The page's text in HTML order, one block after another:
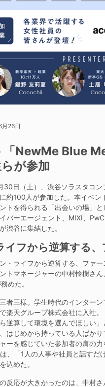
26日
「NewMe Blue
が参加
日（土）、渋谷ソラスタコ
約100人が参加した。本イベ
トを得られる「出会いの場」と
バーエージェント、MIXI、
渋谷に集結した。
イフから逆算する
・ライフから逆算する、ファ
トマネージャーの中村怜樹さ
めた。
者三様。学生時代のインター
楽天グループ株式会社に入社
逆算して環境を選んでほしい
はじめから持っている人ばか
ーを感じていた参加者の肩の
、「1人の人事や社員と話す
込めた。
反応が大きかったのは、中村さ